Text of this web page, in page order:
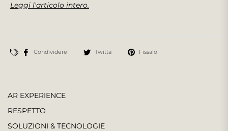
Leggi l'articolo intero.
Condividere Twitta Fissalo
AR EXPERIENCE
RESPETTO
SOLUZIONI & TECNOLOGIE